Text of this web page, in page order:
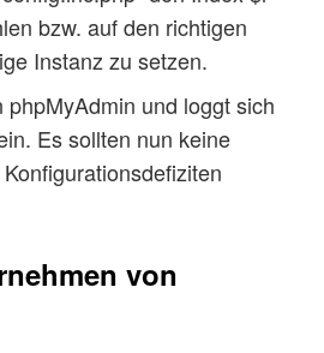
bzw. auf den richtigen
Instanz zu setzen.
phpMyAdmin und loggt sich
Es sollten nun keine
von